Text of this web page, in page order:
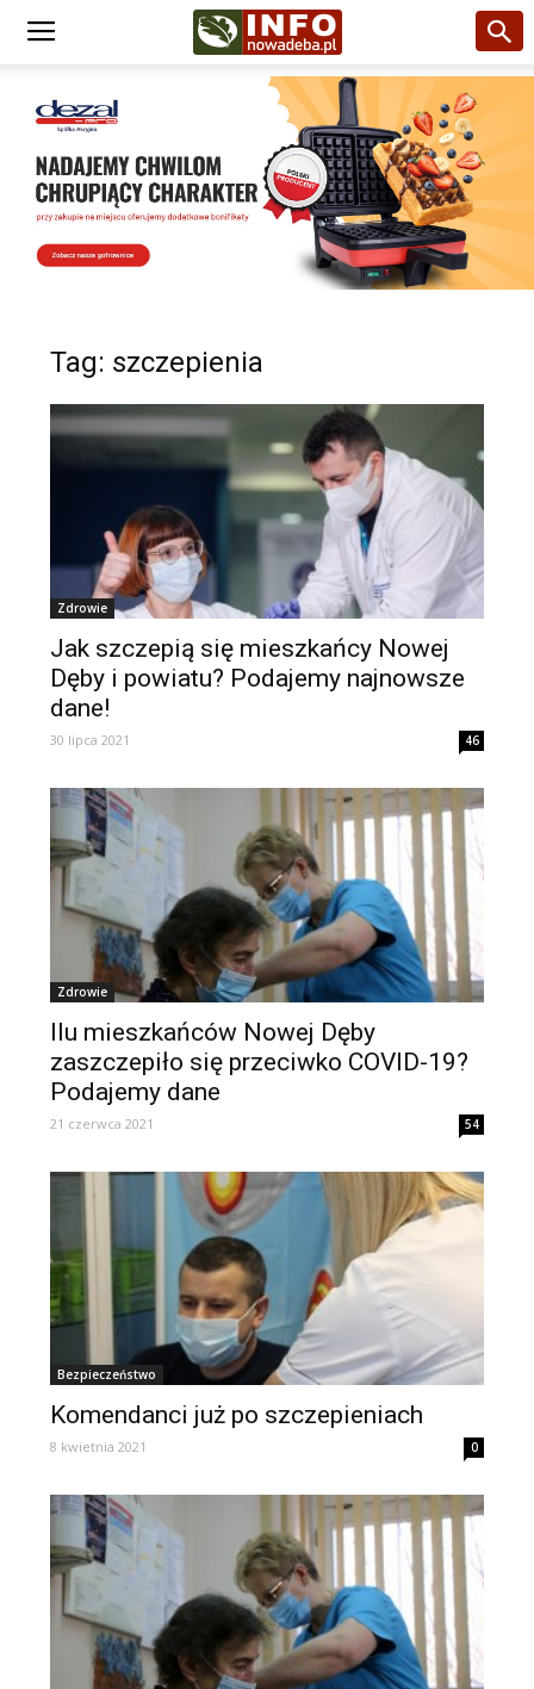
Tag: szczepienia
Zdrowie
Jak szczepią się mieszkańcy Nowej
Dęby i powiatu? Podajemy najnowsze
dane!
30 lipca 2021 46
Zdrowie
Ilu mieszkańców Nowej Dęby
zaszczepiło się przeciwko COVID-19?
Podajemy dane
21 czerwca 2021 54
Bezpieczeństwo
Komendanci już po szczepieniach
8 kwietnia 2021 0